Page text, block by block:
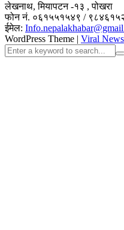
लेखनाथ, मियापटन -१३ , पोखरा
फोन नं. ०६१५५१५४९ /
ईमेल:
WordPress Theme | Viral News